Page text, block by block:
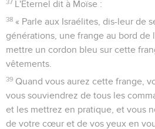
37 L'Eternel dit à Moïse :
38 « Parle aux Israélites, dis-leur de
générations, une frange au bord de
mettre un cordon bleu sur cette
vêtements.
39 Quand vous aurez cette frange,
vous souviendrez de tous les
et les mettrez en pratique, et vous
de votre cœur et de vos yeux en